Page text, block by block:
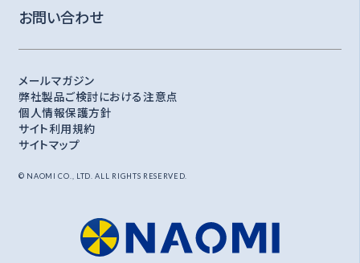
お問い合わせ
メールマガジン
弊社製品ご検討における注意点
個人情報保護方針
サイト利用規約
サイトマップ
© NAOMI CO., LTD. ALL RIGHTS RESERVED.